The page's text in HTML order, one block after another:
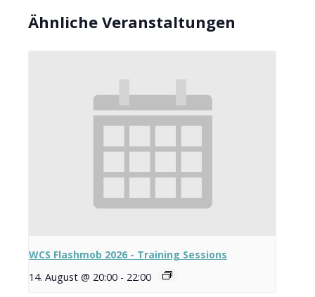
Ähnliche Veranstaltungen
WCS Flashmob 2026 - Training Sessions
14. August @ 20:00 - 22:00